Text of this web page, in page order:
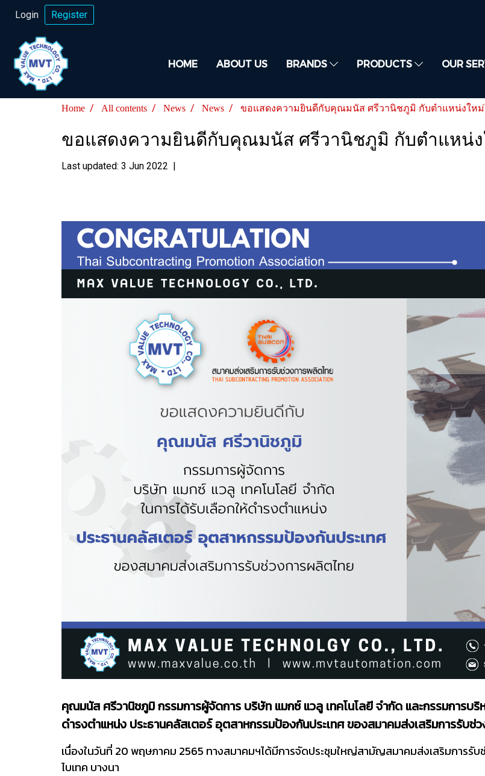
Login Register
HOME ABOUT US BRANDS PRODUCTS OUR
Home All contents News News ขอแสดงความยินดีกับคุณมนัส ศรีวานิชภูมิ กับตำแหน่งให
ขอแสดงความยินดีกับคุณมนัส ศรีวานิชภูมิ กับตำแหน่
Last updated: 3 Jun 2022 |
คุณมนัส ศรีวานิชภูมิ กรรมการผู้จัดการ บริษัท แมกซ์ แวลู เทคโนโลยี จำกัด และกรรมการบ
ดำรงตำแหน่ง ประธานคลัสเตอร์ อุตสาหกรรมป้องกันประเทศ ของสมาคมส่งเสริมการรับช่
เนื่องในวันที่ 20 พฤษภาคม 2565 ทางสมาคมฯได้มีการจัดประชุมใหญ่สามัญสมาคมส่งเสริมการรั
ไบเทค บางนา